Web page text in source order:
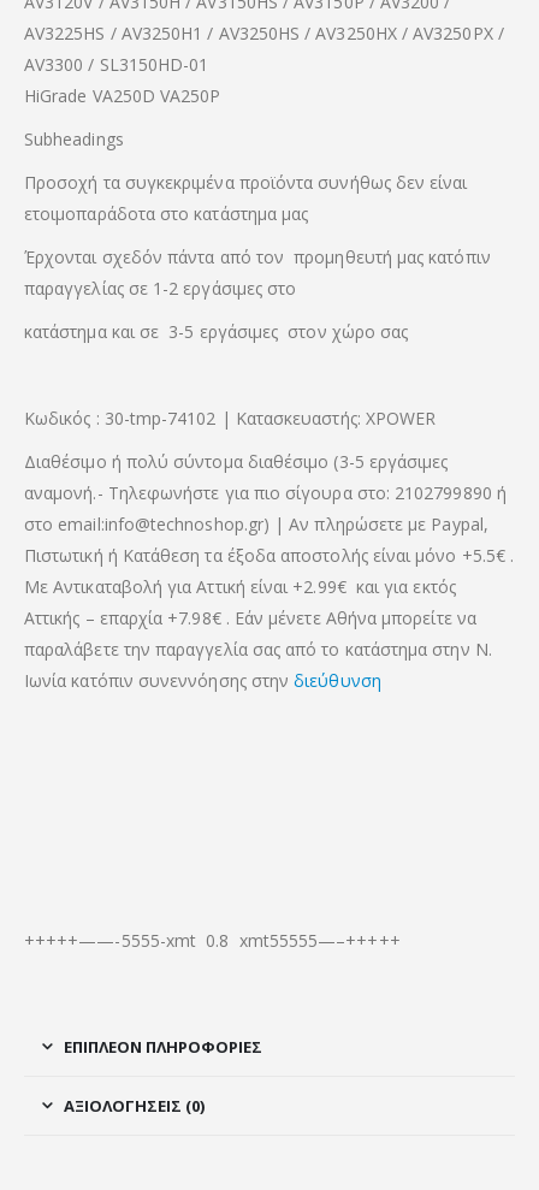
AV3225HS / AV3250H1 / AV3250HS / AV3250HX / AV3250PX /
AV3300 / SL3150HD-01
HiGrade VA250D VA250P
Subheadings
Προσοχή τα συγκεκριμένα προϊόντα συνήθως δεν είναι
ετοιμοπαράδοτα στο κατάστημα μας
Έρχονται σχεδόν πάντα από τον προμηθευτή μας κατόπιν
παραγγελίας σε 1-2 εργάσιμες στο
κατάστημα και σε 3-5 εργάσιμες στον χώρο σας
Κωδικός : 30-tmp-74102 | Κατασκευαστής: XPOWER
Διαθέσιμο ή πολύ σύντομα διαθέσιμο (3-5 εργάσιμες
αναμονή.- Τηλεφωνήστε για πιο σίγουρα στο: 2102799890 ή
στο email:info@technoshop.gr) | Αν πληρώσετε με Paypal,
Πιστωτική ή Κατάθεση τα έξοδα αποστολής είναι μόνο +5.5€ .
Με Αντικαταβολή για Αττική είναι +2.99€ και για εκτός
Αττικής – επαρχία +7.98€ . Εάν μένετε Αθήνα μπορείτε να
παραλάβετε την παραγγελία σας από το κατάστημα στην Ν.
Ιωνία κατόπιν συνεννόησης στηνδιεύθυνση
+++++——-5555-xmt 0.8 xmt55555—–+++++
ΕΠΙΠΛΈΟΝ ΠΛΗΡΟΦΟΡΊΕΣ
ΑΞΙΟΛΟΓΉΣΕΙΣ (0)